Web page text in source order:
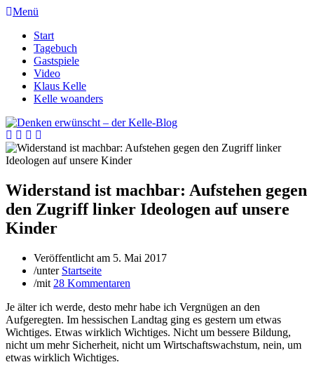
Menü
Start
Tagebuch
Gastspiele
Video
Klaus Kelle
Kelle woanders
Widerstand ist machbar: Aufstehen gegen
den Zugriff linker Ideologen auf unsere
Kinder
Veröffentlicht am 5. Mai 2017
/unter Startseite
/mit 28 Kommentaren
Je älter ich werde, desto mehr habe ich Vergnügen an den
Aufgeregten. Im hessischen Landtag ging es gestern um etwas
Wichtiges. Etwas wirklich Wichtiges. Nicht um bessere Bildung,
nicht um mehr Sicherheit, nicht um Wirtschaftswachstum, nein, um
etwas wirklich Wichtiges.